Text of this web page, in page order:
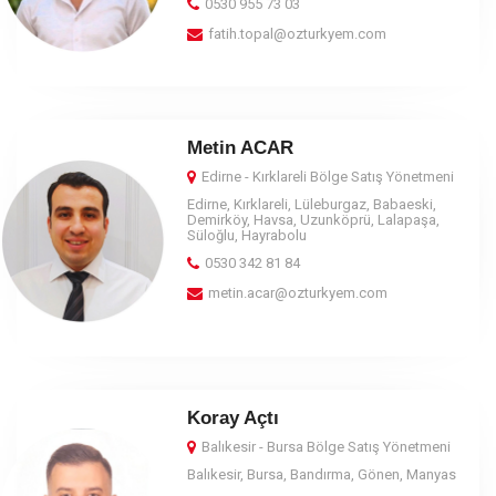
0530 955 73 03
fatih.topal@ozturkyem.com
Metin ACAR
Edirne - Kırklareli Bölge Satış Yönetmeni
Edirne, Kırklareli, Lüleburgaz, Babaeski,
Demirköy, Havsa, Uzunköprü, Lalapaşa,
Süloğlu, Hayrabolu
0530 342 81 84
metin.acar@ozturkyem.com
Koray Açtı
Balıkesir - Bursa Bölge Satış Yönetmeni
Balıkesir, Bursa, Bandırma, Gönen, Manyas